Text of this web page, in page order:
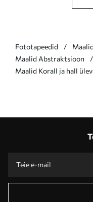
Fototapeedid
Maalid Abstraktsioon
Maalid Korall ja hall